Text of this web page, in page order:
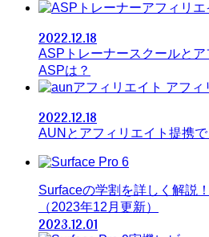
2022.12.18
ASPトレーナースクールと
ASPは？
アフィ
2022.12.18
AUNとアフィリエイト提携
Surfaceの学割を詳しく解説
（2023年12月更新）
2023.12.01